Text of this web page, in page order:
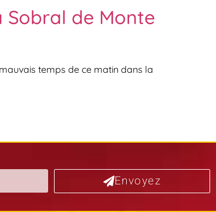
Sobral de Monte
temps de ce matin dans la
Envoyez